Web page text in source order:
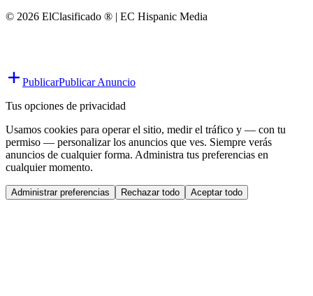
© 2026 ElClasificado ® | EC Hispanic Media
PublicarPublicar Anuncio
Tus opciones de privacidad
Usamos cookies para operar el sitio, medir el tráfico y — con tu
permiso — personalizar los anuncios que ves. Siempre verás
anuncios de cualquier forma. Administra tus preferencias en
cualquier momento.
Administrar preferencias Rechazar todo Aceptar todo